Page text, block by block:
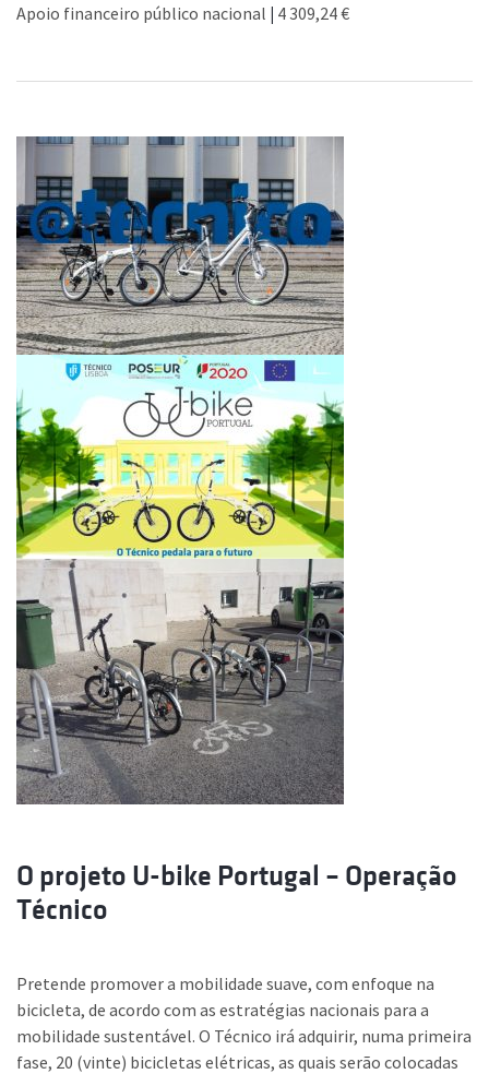
Apoio financeiro público nacional | 4 309,24 €
O projeto U-bike Portugal – Operação
Técnico
Pretende promover a mobilidade suave, com enfoque na
bicicleta, de acordo com as estratégias nacionais para a
mobilidade sustentável. O Técnico irá adquirir, numa primeira
fase, 20 (vinte) bicicletas elétricas, as quais serão colocadas